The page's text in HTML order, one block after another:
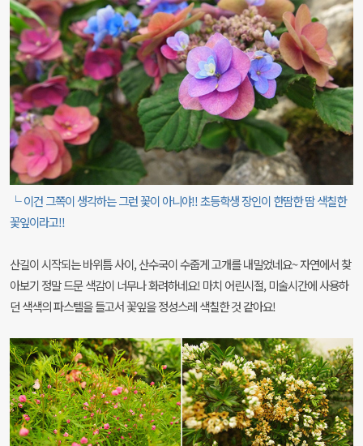
└ 이건 그쪽이 생각하는 그런 꽃이 아니야!! 초등학생 장인이 한땀한 땀 색칠한
꽃잎이라고!!
산길이 시작되는 바위틈 사이, 산수국이 수줍게 고개를 내밀었네요~ 자연에서 찾
아보기 정말 드문 색감이 너무나 화려하네요! 마치 어린시절, 미술시간에 사용하
던 색색의 파스텔을 들고서 꽃잎을 정성스레 색칠한 것 같아요!